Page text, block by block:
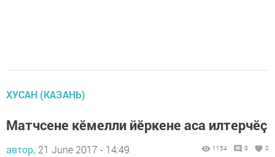
ХУСАН (КАЗАНЬ)
Матчсене кӗмелли йӗркене аса илтерчӗç
автор, 21 June 2017 - 14:49 1154 0 0